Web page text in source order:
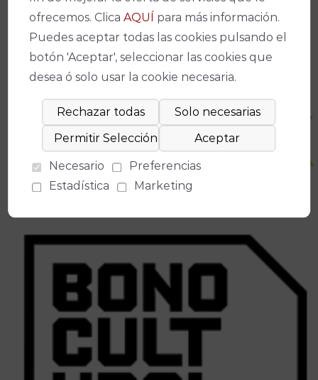
ofrecemos. ClicaAQUÍ
para más información.
Puedes aceptar todas las cookies pulsando el
botón 'Aceptar', seleccionar las cookies que
desea ó solo usar la cookie necesaria.
Necesario
Preferencias
Estadística
Marketing